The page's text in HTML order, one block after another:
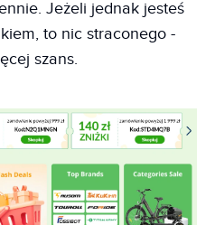
Jeżeli jednak jesteś
to nic straconego -
szans.